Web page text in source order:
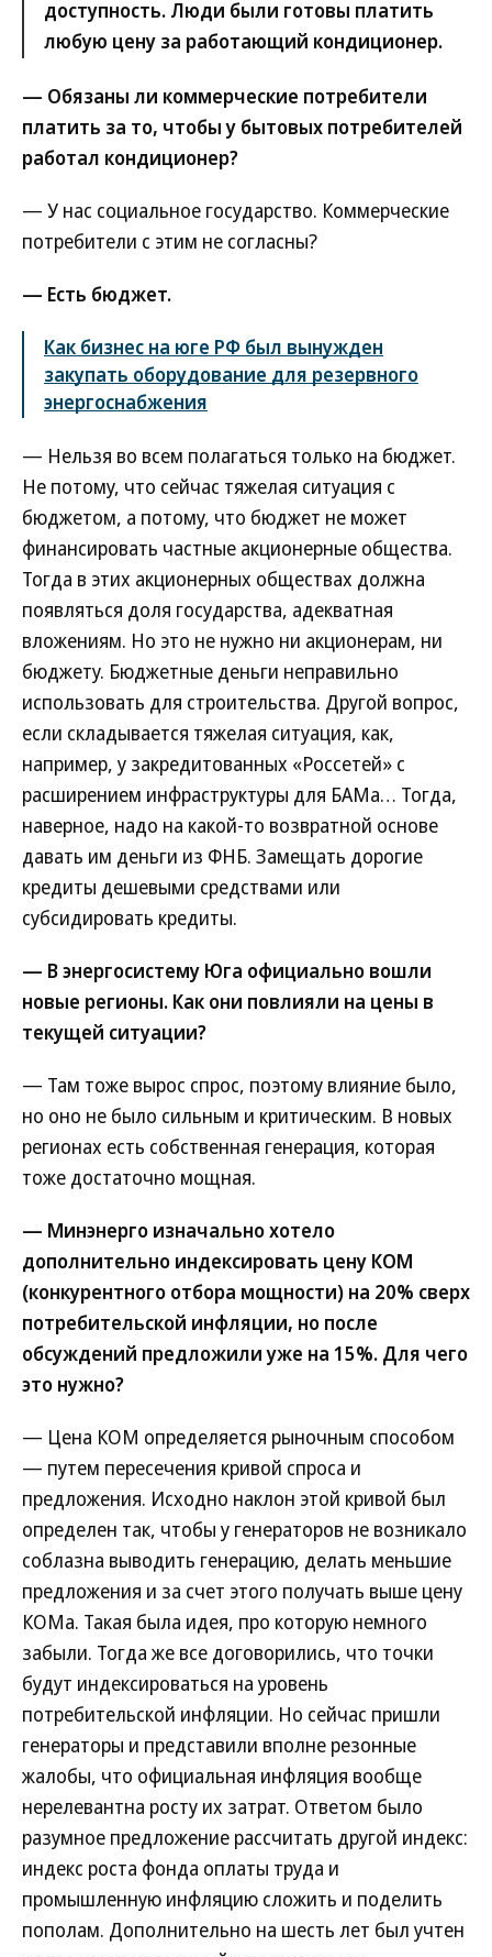
доступность. Люди были готовы платить
любую цену за работающий кондиционер.
— Обязаны ли коммерческие потребители
платить за то, чтобы у бытовых потребителей
работал кондиционер?
— У нас социальное государство. Коммерческие
потребители с этим не согласны?
— Есть бюджет.
Как бизнес на юге РФ был вынужден
закупать оборудование для резервного
энергоснабжения
— Нельзя во всем полагаться только на бюджет.
Не потому, что сейчас тяжелая ситуация с
бюджетом, а потому, что бюджет не может
финансировать частные акционерные общества.
Тогда в этих акционерных обществах должна
появляться доля государства, адекватная
вложениям. Но это не нужно ни акционерам, ни
бюджету. Бюджетные деньги неправильно
использовать для строительства. Другой вопрос,
если складывается тяжелая ситуация, как,
например, у закредитованных «Россетей» с
расширением инфраструктуры для БАМа… Тогда,
наверное, надо на какой-то возвратной основе
давать им деньги из ФНБ. Замещать дорогие
кредиты дешевыми средствами или
субсидировать кредиты.
— В энергосистему Юга официально вошли
новые регионы. Как они повлияли на цены в
текущей ситуации?
— Там тоже вырос спрос, поэтому влияние было,
но оно не было сильным и критическим. В новых
регионах есть собственная генерация, которая
тоже достаточно мощная.
— Минэнерго изначально хотело
дополнительно индексировать цену КОМ
(конкурентного отбора мощности) на 20% сверх
потребительской инфляции, но после
обсуждений предложили уже на 15%. Для чего
это нужно?
— Цена КОМ определяется рыночным способом
— путем пересечения кривой спроса и
предложения. Исходно наклон этой кривой был
определен так, чтобы у генераторов не возникало
соблазна выводить генерацию, делать меньшие
предложения и за счет этого получать выше цену
КОМа. Такая была идея, про которую немного
забыли. Тогда же все договорились, что точки
будут индексироваться на уровень
потребительской инфляции. Но сейчас пришли
генераторы и представили вполне резонные
жалобы, что официальная инфляция вообще
нерелевантна росту их затрат. Ответом было
разумное предложение рассчитать другой индекс:
индекс роста фонда оплаты труда и
промышленную инфляцию сложить и поделить
пополам. Дополнительно на шесть лет был учтен